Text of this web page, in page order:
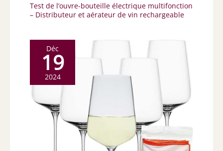
Test de l’ouvre-bouteille électrique multifonction
– Distributeur et aérateur de vin rechargeable
Déc
19
2024